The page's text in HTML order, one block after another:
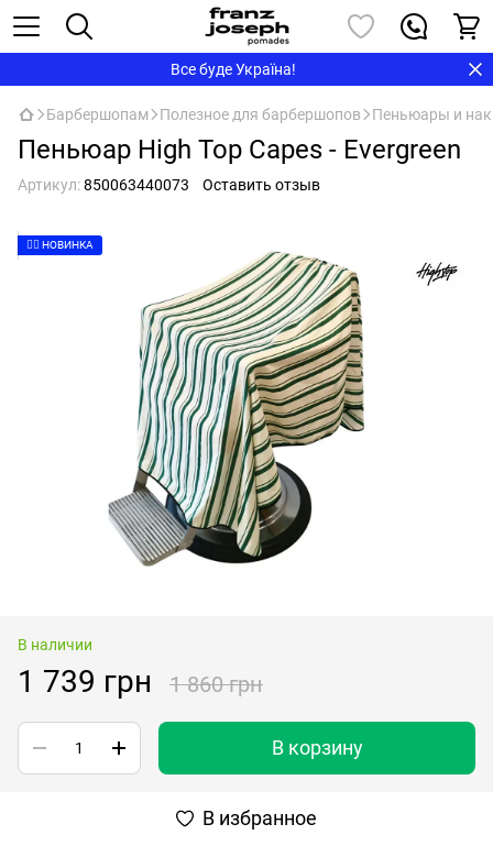
Все буде Україна!
Барбершопам Полезное для барбершопов Пеньюары и
Пеньюар High Top Capes - Evergreen
Артикул:850063440073 Оставить отзыв
👉🏻 НОВИНКА
В наличии
1 739 грн 1 860 грн
В корзину
В избранное